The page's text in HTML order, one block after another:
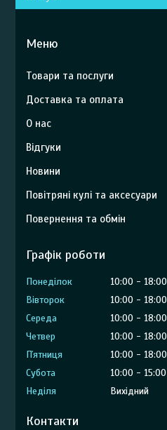
Товари та послуги
Доставка та оплата
О нас
Відгуки
Новини
Повітряні кулі та аксесуари
Повернення та обмін
Графік роботи
Понеділок 10:00
18:00
Вівторок
10:00
18:00
Середа
10:00
18:00
Четвер
10:00
18:00
Пʼятниця
10:00
18:00
Субота
10:00
15:00
Неділя
Вихідний
Контакти